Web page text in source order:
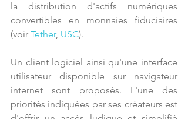
la distribution d'actifs numériques
convertibles en monnaies fiduciaires
(voir Tether, USC).
Un client logiciel ainsi qu'une interface
utilisateur disponible sur navigateur
internet sont proposés. L'une des
priorités indiquées par ses créateurs est